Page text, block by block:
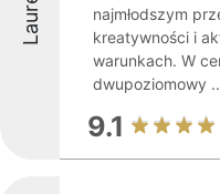
najmłodszym
kreatywności i
warunkach. W
dwupoziomowy
9.1